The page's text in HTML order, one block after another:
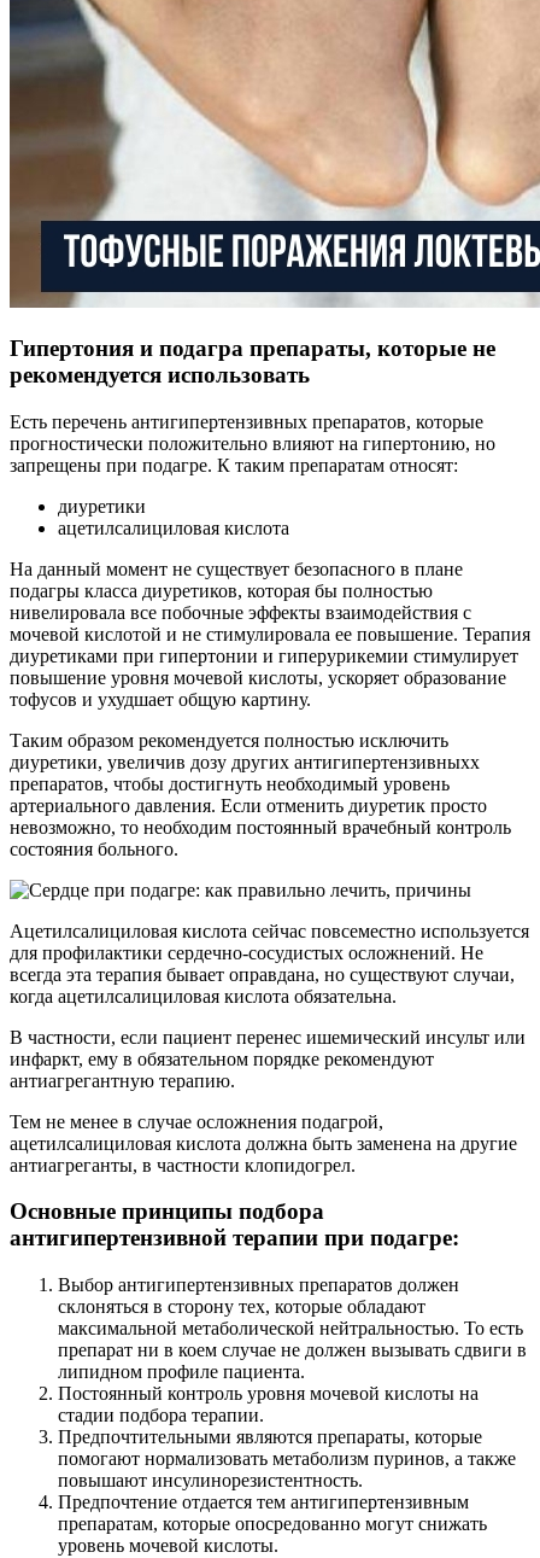
Гипертония и подагра препараты, которые не
рекомендуется использовать
Есть перечень антигипертензивных препаратов, которые
прогностически положительно влияют на гипертонию, но
запрещены при подагре. К таким препаратам относят:
диуретики
ацетилсалициловая кислота
На данный момент не существует безопасного в плане
подагры класса диуретиков, которая бы полностью
нивелировала все побочные эффекты взаимодействия с
мочевой кислотой и не стимулировала ее повышение. Терапия
диуретиками при гипертонии и гиперурикемии стимулирует
повышение уровня мочевой кислоты, ускоряет образование
тофусов и ухудшает общую картину.
Таким образом рекомендуется полностью исключить
диуретики, увеличив дозу других антигипертензивныхх
препаратов, чтобы достигнуть необходимый уровень
артериального давления. Если отменить диуретик просто
невозможно, то необходим постоянный врачебный контроль
состояния больного.
Ацетилсалициловая кислота сейчас повсеместно используется
для профилактики сердечно-сосудистых осложнений. Не
всегда эта терапия бывает оправдана, но существуют случаи,
когда ацетилсалициловая кислота обязательна.
В частности, если пациент перенес ишемический инсульт или
инфаркт, ему в обязательном порядке рекомендуют
антиагрегантную терапию.
Тем не менее в случае осложнения подагрой,
ацетилсалициловая кислота должна быть заменена на другие
антиагреганты, в частности клопидогрел.
Основные принципы подбора
антигипертензивной терапии при подагре:
Выбор антигипертензивных препаратов должен
склоняться в сторону тех, которые обладают
максимальной метаболической нейтральностью. То есть
препарат ни в коем случае не должен вызывать сдвиги в
липидном профиле пациента.
Постоянный контроль уровня мочевой кислоты на
стадии подбора терапии.
Предпочтительными являются препараты, которые
помогают нормализовать метаболизм пуринов, а также
повышают инсулинорезистентность.
Предпочтение отдается тем антигипертензивным
препаратам, которые опосредованно могут снижать
уровень мочевой кислоты.